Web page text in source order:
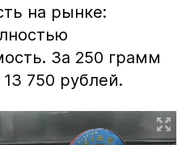
на рынке:
За 250 грамм
750 рублей.